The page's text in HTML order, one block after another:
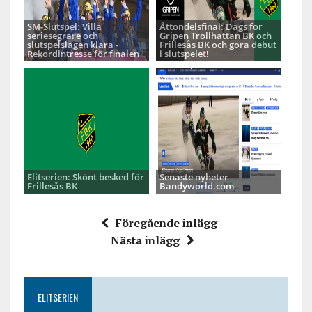
SM-Slutspel: Villa
seriesegrare och
slutspelslagen klara -
Rekordintresse för finalen
Åttondelsfinal: Dags för
Gripen Trollhättan BK och
Frillesås BK och göra debut
i slutspelet!
Elitserien: Skönt besked för
Frillesås BK
Senaste nyheter
Bandyworld.com
Föregående inlägg
Nästa inlägg
ELITSERIEN